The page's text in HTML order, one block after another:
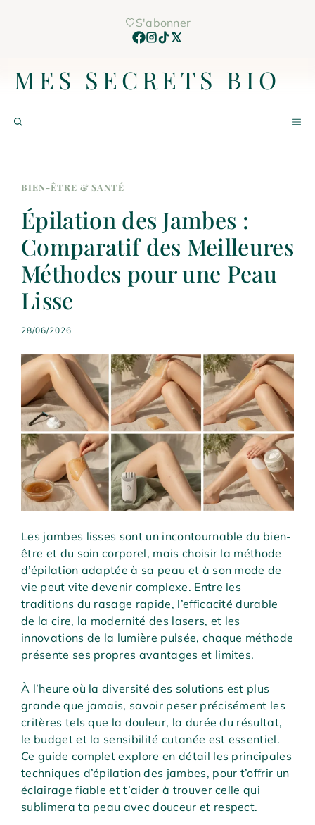
S'abonner
MES SECRETS BIO
BIEN-ÊTRE & SANTÉ
Épilation des Jambes :
Comparatif des Meilleures
Méthodes pour une Peau
Lisse
28/06/2026
Les jambes lisses sont un incontournable du bien-
être et du soin corporel, mais choisir la méthode
d’épilation adaptée à sa peau et à son mode de
vie peut vite devenir complexe. Entre les
traditions du rasage rapide, l’efficacité durable
de la cire, la modernité des lasers, et les
innovations de la lumière pulsée, chaque méthode
présente ses propres avantages et limites.
À l’heure où la diversité des solutions est plus
grande que jamais, savoir peser précisément les
critères tels que la douleur, la durée du résultat,
le budget et la sensibilité cutanée est essentiel.
Ce guide complet explore en détail les principales
techniques d’épilation des jambes, pour t’offrir un
éclairage fiable et t’aider à trouver celle qui
sublimera ta peau avec douceur et respect.